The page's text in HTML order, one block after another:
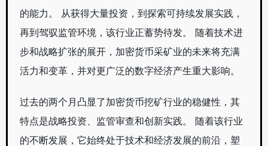
的能力。 从获得大量投资，到探索可持续发展实践，
再到驾驭监管环境，该行业正蓄势待发。 随着技术进
步和战略扩张的展开，加密货币采矿业的未来将充满
活力和变革，并对更广泛的数字经济产生重大影响。
过去的两个月凸显了加密货币挖矿行业的稳健性，其
特点是战略投资、监管审查和创新实践。 随着该行业
的不断发展，它始终处于技术和经济发展的前沿，塑